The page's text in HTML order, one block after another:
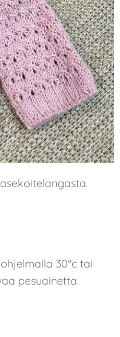
30°c tai
pesuainetta.